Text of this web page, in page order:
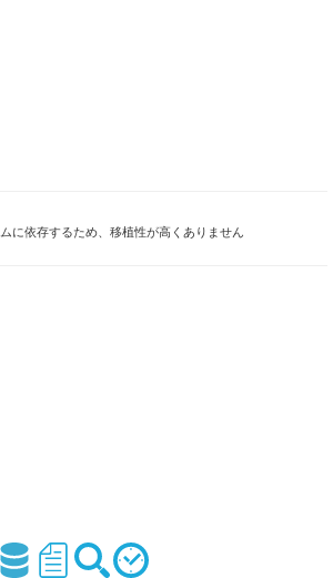
に依存するため、移植性が高くありません